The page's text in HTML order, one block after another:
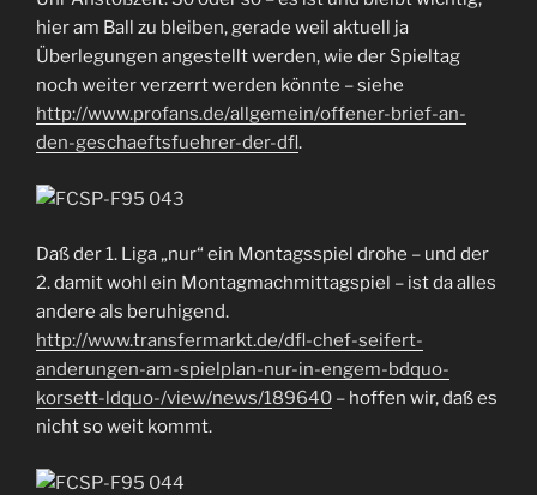
hier am Ball zu bleiben, gerade weil aktuell ja
Überlegungen angestellt werden, wie der Spieltag
noch weiter verzerrt werden könnte – siehe
http://www.profans.de/allgemein/offener-brief-an-
den-geschaeftsfuehrer-der-dfl.
Daß der 1. Liga „nur“ ein Montagsspiel drohe – und der
2. damit wohl ein Montagmachmittagspiel – ist da alles
andere als beruhigend.
http://www.transfermarkt.de/dfl-chef-seifert-
anderungen-am-spielplan-nur-in-engem-bdquo-
korsett-ldquo-/view/news/189640 – hoffen wir, daß es
nicht so weit kommt.